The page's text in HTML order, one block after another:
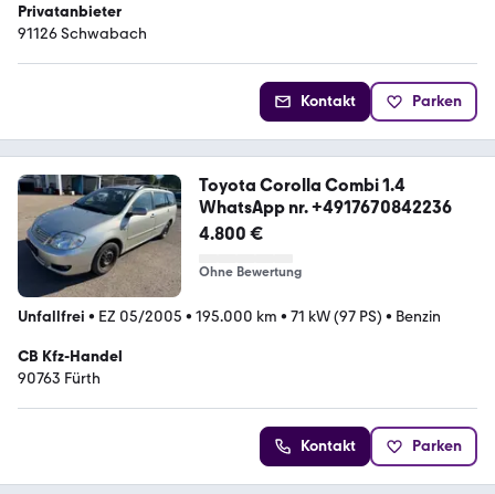
Privatanbieter
91126 Schwabach
Kontakt Parken
Toyota Corolla Combi 1.4
WhatsApp nr. +4917670842236
4.800 €
Ohne Bewertung
Unfallfrei • EZ 05/2005 • 195.000 km • 71 kW (97 PS) • Benzin
CB Kfz-Handel
90763 Fürth
Kontakt Parken